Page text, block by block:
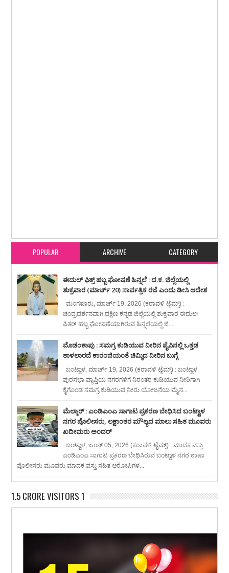
POPULAR ARCHIVE CATEGORY
ಈದುಲ್ ಫಿತ್ರ್ ಹಬ್ಬ ಘೋಷಣೆ ಹಿನ್ನಲೆ : ದ.ಕ. ಜಿಲ್ಲೆಯಲ್ಲಿ
ಶುಕ್ರವಾರ (ಮಾರ್ಚ್ 20) ಸಾರ್ವತ್ರಿಕ ರಜೆ ಎಂದು ಡೀಸಿ ಆದೇಶ
ಮಂಗಳೂರು, ಮಾರ್ಚ್ 19, 2026 (ಕರಾವಳಿ ಟೈಮ್ಸ್) :
ಚಂದ್ರದರ್ಶನವಾಗಿ ದಕ್ಷಿಣ ಕನ್ನಡ ಜಿಲ್ಲೆಯಲ್ಲಿ ಶುಕ್ರವಾರ ಈದುಲ್
ಫಿತರ್ ಹಬ್ಬ ಘೋಷಣೆಯಾಗಿರುವ ಹಿನ್ನಲೆಯಲ್ಲಿ ಜಿ...
ಮೊಡಂಕಾಪು : ಸಮಗ್ರ ಕುಡಿಯುವ ನೀರಿನ ಪೈಪಿನಲ್ಲಿ ಒತ್ತಡ
ತಾಳಲಾರದೆ ಕಾರಂಜಿಯಂತೆ ಚಿಮ್ಮಿದ ನೀರಿನ ಬುಗ್ಗೆ
ಬಂಟ್ವಾಳ, ಮಾರ್ಚ್ 19, 2026 (ಕರಾವಳಿ ಟೈಮ್ಸ್) : ಬಂಟ್ವಾಳ
ಪುರಸಭಾ ವ್ಯಾಪ್ತಿಯ ನಗರಗಳಿಗೆ ನಿರಂತರ ಕುಡಿಯುವ ನೀರಿಗಾಗಿ
ಕೈಗೊಂಡ ಸಮಗ್ರ ಕುಡಿಯುವ ನೀರು ಯೋಜನೆಯ ಮೈನ...
ಮೆಲ್ಕಾರ್ : ಎಂಡಿಎಂಎ ಸಾಗಾಟ ಪ್ರಕರಣ ಬೇಧಿಸಿದ ಬಂಟ್ವಾಳ
ನಗರ ಪೊಲೀಸರು, ಲಕ್ಷಾಂತರ ಮೌಲ್ಯದ ಮಾಲು ಸಹಿತ ಮೂವರು
ಖದೀಮರು ಅಂದರ್
ಬಂಟ್ವಾಳ, ಜೂನ್ 05, 2026 (ಕರಾವಳಿ ಟೈಮ್ಸ್) : ಮಾದಕ ವಸ್ತು
ಎಂಡಿಎಂಎ ಸಾಗಾಟ ಪ್ರಕರಣ ಬೇಧಿಸಿರುವ ಬಂಟ್ವಾಳ ನಗರ ಠಾಣಾ
ಪೊಲೀಸರು ಮೂವರು ಮಾದಕ ವಸ್ತು ಸಹಿತ ಆರೋಪಿಗಳ...
1.5 CRORE VISITORS 1